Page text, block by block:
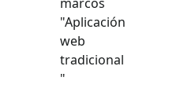
"Aplicación
web
tradicional
"